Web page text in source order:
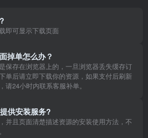
即可显示下载页面
掉单怎么办？
保存在浏览器上的，一旦浏览器丢失缓存订
单后请立即下载你的资源，如果支付后刷新
请24小时内联系客服补单。
供安装服务?
并且页面清楚描述资源的安装使用方法，不